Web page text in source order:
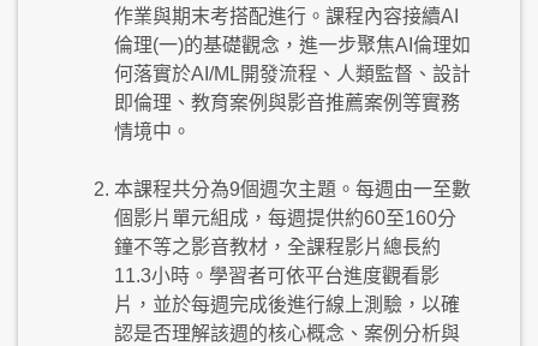
作業與期末考搭配進行。課程內容接續AI
倫理(一)的基礎觀念，進一步聚焦AI倫理如
何落實於AI/ML開發流程、人類監督、設計
即倫理、教育案例與影音推薦案例等實務
情境中。
本課程共分為9個週次主題。每週由一至數
個影片單元組成，每週提供約60至160分
鐘不等之影音教材，全課程影片總長約
11.3小時。學習者可依平台進度觀看影
片，並於每週完成後進行線上測驗，以確
認是否理解該週的核心概念、案例分析與